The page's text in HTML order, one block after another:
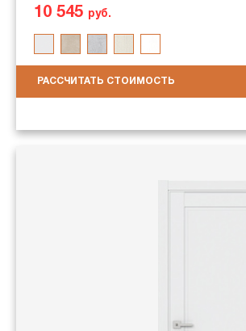
10 545 руб.
РАССЧИТАТЬ СТОИМОСТЬ